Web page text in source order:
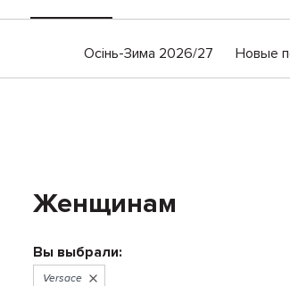
Осінь-Зима 2026/27 Новые
Женщинам
Вы выбрали:
Versace